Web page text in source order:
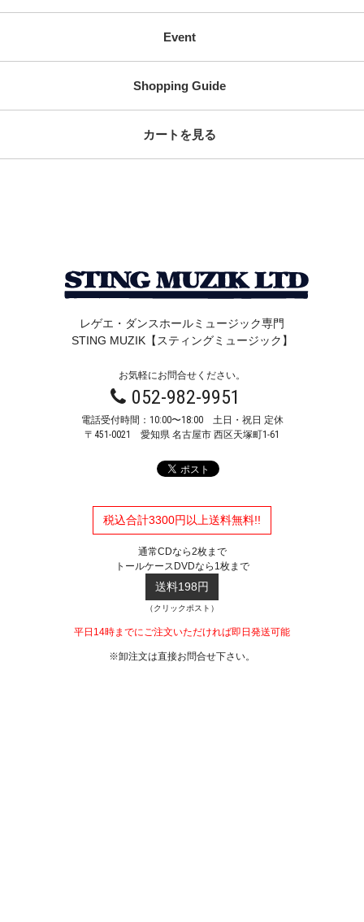
Event
Shopping Guide
カートを見る
レゲエ・ダンスホールミュージック専門
STING MUZIK【スティングミュージック】
お気軽にお問合せください。
052-982-9951
電話受付時間：10:00〜18:00 土日・祝日 定休
〒451-0021 愛知県 名古屋市 西区天塚町1-61
税込合計3300円以上送料無料!!
通常CDなら2枚まで
トールケースDVDなら1枚まで
送料198円
（クリックポスト）
平日14時までにご注文いただければ即日発送可能
※卸注文は直接お問合せ下さい。